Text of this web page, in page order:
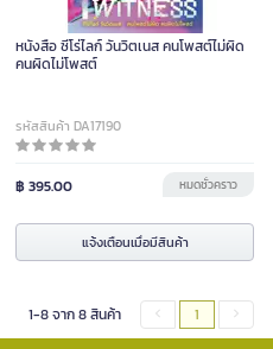
หนังสือ ซีโร่ไลก์ วันวิตเนส คนโพสต์ไม่ผิด
คนผิดไม่โพสต์
รหัสสินค้า DA17190
฿ 395.00 หมดชั่วคราว
แจ้งเตือนเมื่อมีสินค้า
1-8 จาก 8 สินค้า 1